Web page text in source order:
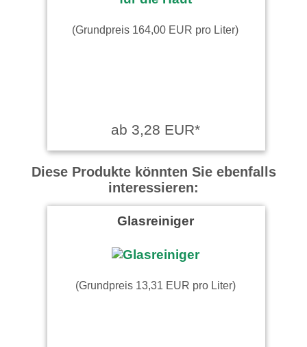
(Grundpreis 164,00 EUR pro Liter)
ab 3,28 EUR*
Diese Produkte könnten Sie ebenfalls
interessieren:
Glasreiniger
(Grundpreis 13,31 EUR pro Liter)